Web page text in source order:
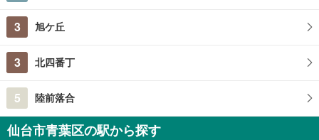
3 旭ケ丘
3 北四番丁
5 陸前落合
仙台市青葉区の駅から探す